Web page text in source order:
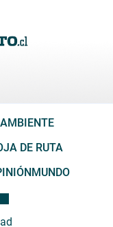
DE RUTA
MUNDO